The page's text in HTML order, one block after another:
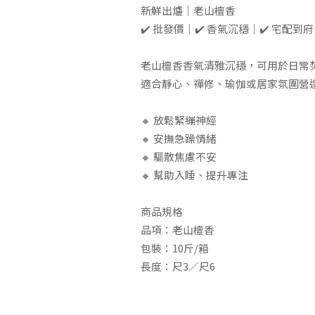
新鮮出爐｜老山檀香
✔️ 批發價｜✔️ 香氣沉穩｜✔️ 宅配到府
老山檀香香氣清雅沉穩，可用於日常
適合靜心、禪修、瑜伽或居家氛圍營
🔸 放鬆緊繃神經
🔸 安撫急躁情緒
🔸 驅散焦慮不安
🔸 幫助入睡、提升專注
商品規格
品項：老山檀香
包裝：10斤/箱
長度：尺3／尺6